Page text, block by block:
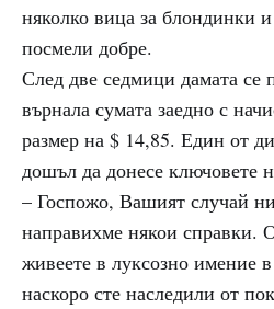
няколко вица за блондинки
посмели добре.
След две седмици дамата се
върнала сумата заедно с
размер на $ 14,85. Един от
дошъл да донесе ключовете
– Госпожо, Вашият случай
направихме някои справки.
живеете в луксозно имение
наскоро сте наследили от